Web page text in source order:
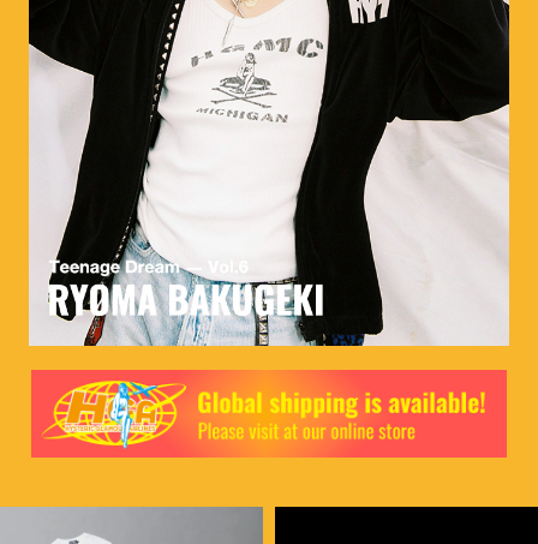
TABLOID
LOOKBOOK
MEMBERSHIP
PRIVACY POLICY